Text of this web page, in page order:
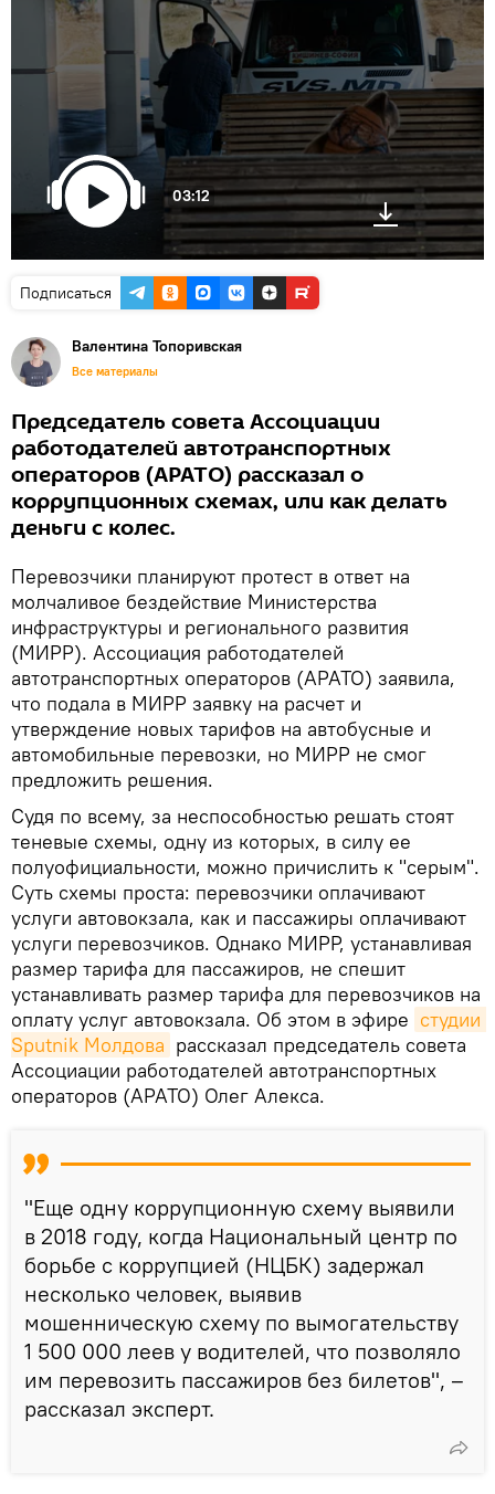
03:12
Подписаться
Валентина Топоривская
Все материалы
Председатель совета Ассоциации
работодателей автотранспортных
операторов (АРАТО) рассказал о
коррупционных схемах, или как делать
деньги с колес.
Перевозчики планируют протест в ответ на
молчаливое бездействие Министерства
инфраструктуры и регионального развития
(МИРР). Ассоциация работодателей
автотранспортных операторов (АРАТО) заявила,
что подала в МИРР заявку на расчет и
утверждение новых тарифов на автобусные и
автомобильные перевозки, но МИРР не смог
предложить решения.
Судя по всему, за неспособностью решать стоят
теневые схемы, одну из которых, в силу ее
полуофициальности, можно причислить к "серым".
Суть схемы проста: перевозчики оплачивают
услуги автовокзала, как и пассажиры оплачивают
услуги перевозчиков. Однако МИРР, устанавливая
размер тарифа для пассажиров, не спешит
устанавливать размер тарифа для перевозчиков на
оплату услуг автовокзала. Об этом в эфире студии
Sputnik Молдова рассказал председатель совета
Ассоциации работодателей автотранспортных
операторов (АРАТО) Олег Алекса.
"Еще одну коррупционную схему выявили
в 2018 году, когда Национальный центр по
борьбе с коррупцией (НЦБК) задержал
несколько человек, выявив
мошенническую схему по вымогательству
1 500 000 леев у водителей, что позволяло
им перевозить пассажиров без билетов", –
рассказал эксперт.